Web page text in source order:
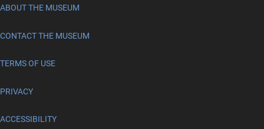
ABOUT THE MUSEUM
CONTACT THE MUSEUM
TERMS OF USE
PRIVACY
ACCESSIBILITY